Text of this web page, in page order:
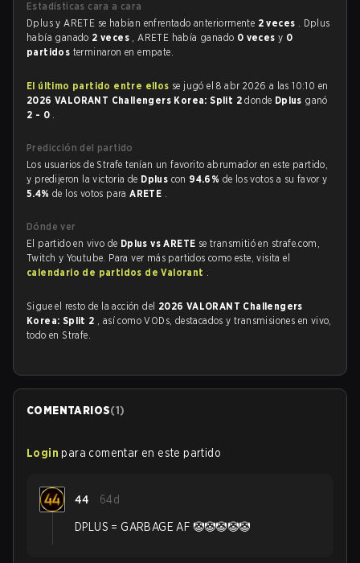
Estadísticas cara a cara
Dplus y ARETE se habían enfrentado anteriormente 2 veces . Dplus
había ganado 2 veces , ARETE había ganado 0 vecesy 0
partidos terminaron en empate.
El último partido entre ellos se jugó el 8 abr 2026 a las 10:10 en
2026 VALORANT Challengers Korea: Split 2donde Dplus ganó
2 - 0 .
Predicción del partido
Los usuarios de Strafe tenían un favorito abrumador en este partido,
y predijeron la victoria de Dplus con 94.6% de los votos a su favor y
5.4% de los votos paraARETE .
Dónde ver
El partido en vivo de Dplus vs ARETE se transmitió en strafe.com,
Twitch y Youtube. Para ver más partidos como este, visita el
calendario de partidos de Valorant .
Sigue el resto de la acción del 2026 VALORANT Challengers
Korea: Split 2 , así como VODs, destacados y transmisiones en vivo,
todo en Strafe.
COMENTARIOS(1)
Login para comentar en este partido
44 64d
DPLUS = GARBAGE AF 🤡🤡🤡🤡🤡